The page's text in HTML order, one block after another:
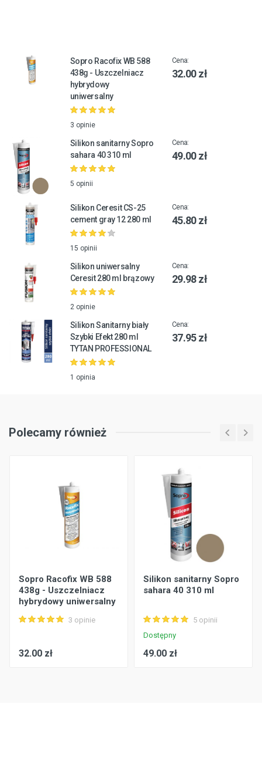
Sopro Racofix WB 588
438g - Uszczelniacz
hybrydowy
uniwersalny
3 opinie
Cena:
32.00 zł
Silikon sanitarny Sopro
sahara 40 310 ml
5 opinii
Cena:
49.00 zł
Silikon Ceresit CS-25
cement gray 12 280 ml
15 opinii
Cena:
45.80 zł
Silikon uniwersalny
Ceresit 280 ml brązowy
2 opinie
Cena:
29.98 zł
Silikon Sanitarny biały
Szybki Efekt 280 ml
TYTAN PROFESSIONAL
1 opinia
Cena:
37.95 zł
Polecamy również
Sopro Racofix WB 588
438g - Uszczelniacz
hybrydowy uniwersalny
3 opinie
32.00 zł
Silikon sanitarny Sopro
sahara 40 310 ml
5 opinii
Dostępny
49.00 zł